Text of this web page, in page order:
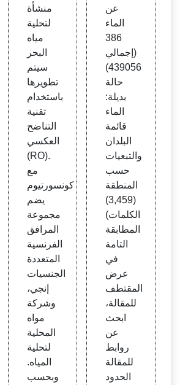
منشأة
لتحلية
مياه
البحر
سيتم
تطويرها
باستخدام
تقنية
التناضح
العكسي
(RO).
مع
كونسورتيوم
يضم
مجموعة
المرافق
الفرنسية
المتعددة
الجنسيات
إنجي،
وشركة
مواه
المحلية
لتحلية
المياه.
وبحسب
عن
الماء
386
(إجمالي
439056)
حالة
بديلة:
الماء
قائمة
البلدان
والتبعيات
حسب
المنطقة
(3,459)
الكلمات)
المطابقة
التامة
في
عرض
المقتطف
للمقالة،
ابحث
عن
روابط
للمقالة
الحدود